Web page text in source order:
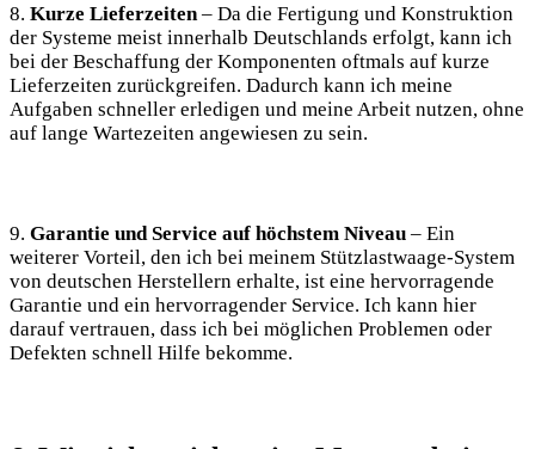
8. Kurze Lieferzeiten– Da die Fertigung und Konstruktion
der Systeme meist innerhalb Deutschlands erfolgt, kann ich
bei der Beschaffung der Komponenten oftmals auf kurze
Lieferzeiten zurückgreifen. Dadurch kann ich meine
Aufgaben schneller erledigen und meine Arbeit nutzen, ohne
auf lange Wartezeiten angewiesen zu sein.
9. Garantie und Service auf höchstem Niveau – Ein
weiterer Vorteil, den ich bei meinem Stützlastwaage-System
von deutschen Herstellern erhalte, ist eine hervorragende
Garantie und ein hervorragender Service. Ich kann hier
darauf vertrauen, dass ich bei möglichen Problemen oder
Defekten schnell Hilfe bekomme.